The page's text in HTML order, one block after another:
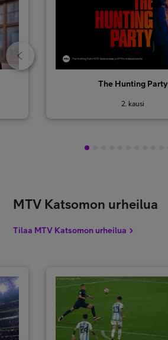
The Hunting Party
2. kausi
1
MTV Katsomon urheilua
Tilaa MTV Katsomon urheilua